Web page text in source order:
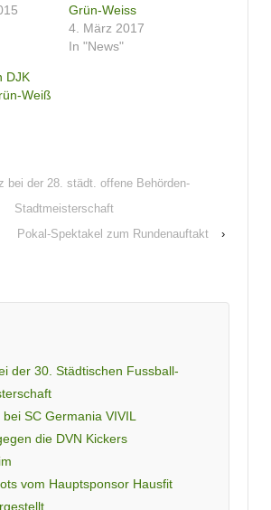
Grün-Weiss
4. März 2017
In "News"
DJK
Weiß
bei der 28. städt. offene Behörden-
Stadtmeisterschaft
Pokal-Spektakel zum Rundenauftakt
›
der 30. Städtischen Fussball-
SC Germania VIVIL
die DVN Kickers
vom Hauptsponsor Hausfit